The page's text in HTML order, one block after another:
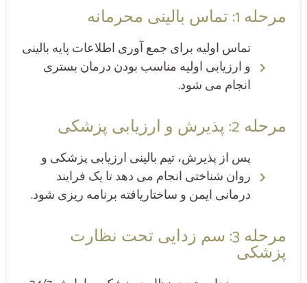
مرحله 1: تماس بالینی محرمانه
تماس اولیه برای جمع آوری اطلاعات پایه بالینی
و ارزیابی اولیه مناسب بودن درمان بستری
انجام می شود.
مرحله 2: پذیرش و ارزیابی پزشکی
پس از پذیرش، تیم بالینی ارزیابی پزشکی و
روان شناختی انجام می دهد تا یک فرایند
درمانی ایمن و ساختاریافته برنامه ریزی شود.
مرحله 3: سم زدایی تحت نظارت
پزشکی